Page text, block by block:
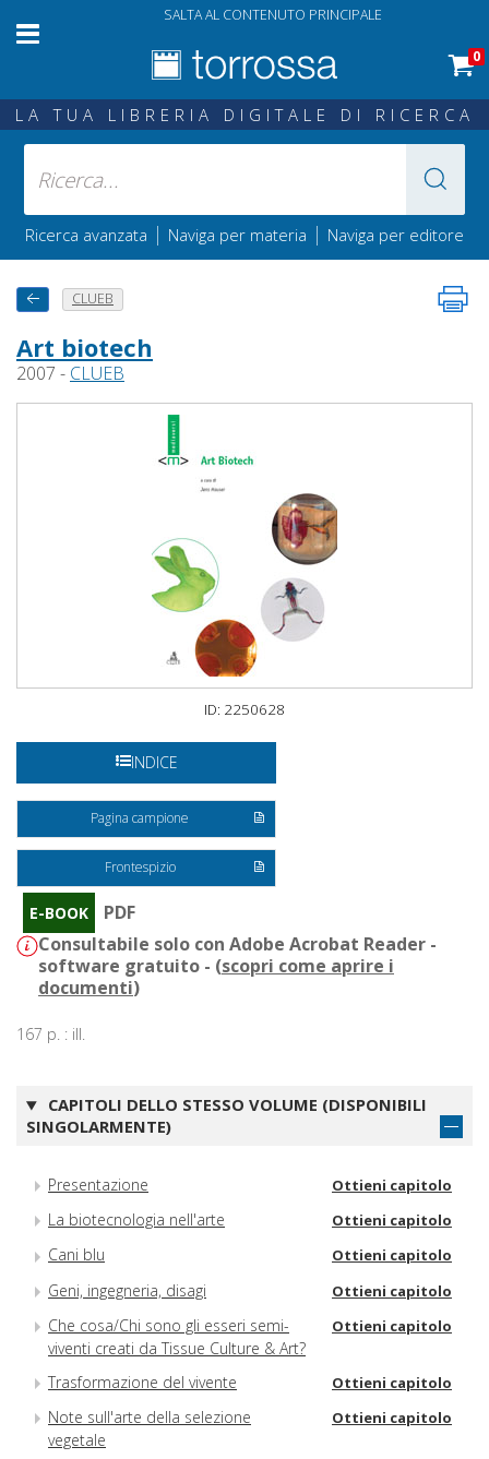
SALTA AL CONTENUTO PRINCIPALE
0
LA TUA LIBRERIA DIGITALE DI RICERCA
Ricerca avanzata | Naviga per materia | Naviga per editore
CLUEB
Art biotech
2007 - CLUEB
ID: 2250628
INDICE
Pagina campione
Frontespizio
E-BOOK
PDF
Consultabile solo con Adobe Acrobat Reader -
software gratuito - (scopri come aprire i
documenti)
167 p. : ill.
CAPITOLI DELLO STESSO VOLUME (DISPONIBILI
SINGOLARMENTE)
Presentazione Ottieni capitolo
La biotecnologia nell'arte Ottieni capitolo
Cani blu Ottieni capitolo
Geni, ingegneria, disagi Ottieni capitolo
Che cosa/Chi sono gli esseri semi-
viventi creati da Tissue Culture & Art?
Ottieni capitolo
Trasformazione del vivente Ottieni capitolo
Note sull'arte della selezione
vegetale
Ottieni capitolo